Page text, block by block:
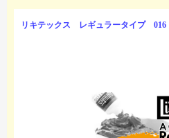
リキテックス レギュラータイプ 016